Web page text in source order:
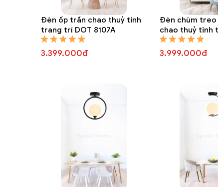
Đèn ốp trần chao thuỷ tinh
trang trí DOT 8107A
3.399.000đ
Đèn chùm
chao thuỷ tinh
8243A
3.999.000đ